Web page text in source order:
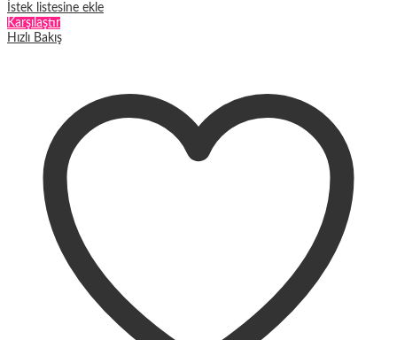
İstek listesine ekle
Karşılaştır
Hızlı Bakış